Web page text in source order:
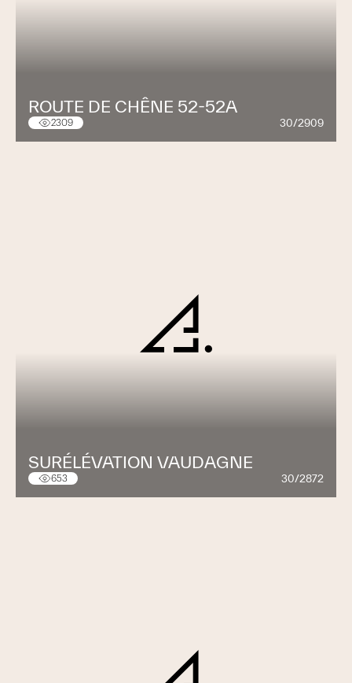
ROUTE DE CHÊNE 52-52A
2309 30/2909
SURÉLÉVATION VAUDAGNE
653 30/2872